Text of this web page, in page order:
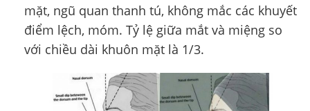
mặt, ngũ quan thanh tú, không mắc các khuyết
điểm lệch, móm. Tỷ lệ giữa mắt và miệng so
với chiều dài khuôn mặt là 1/3.